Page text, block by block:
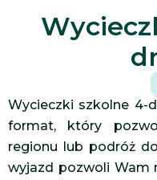
Wycieczki szkolne 4-
format, który
regionu lub podróż
wyjazd pozwoli Wam